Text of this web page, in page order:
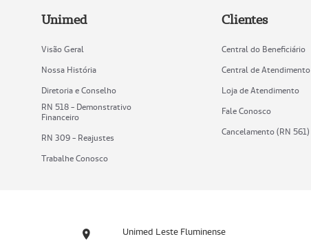
Unimed
Visão Geral
Nossa História
Diretoria e Conselho
RN 518 - Demonstrativo
Financeiro
RN 309 - Reajustes
Trabalhe Conosco
Clientes
Central do Beneficiário
Central de Atendimento
Loja de Atendimento
Fale Conosco
Cancelamento (RN 561)
Unimed Leste Fluminense